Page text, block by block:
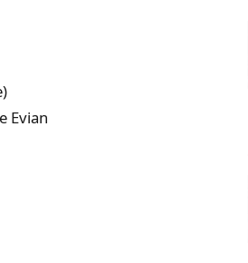
Evian